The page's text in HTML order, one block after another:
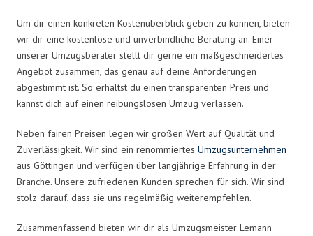
Um dir einen konkreten Kostenüberblick geben zu können, bieten
wir dir eine kostenlose und unverbindliche Beratung an. Einer
unserer Umzugsberater stellt dir gerne ein maßgeschneidertes
Angebot zusammen, das genau auf deine Anforderungen
abgestimmt ist. So erhältst du einen transparenten Preis und
kannst dich auf einen reibungslosen Umzug verlassen.
Neben fairen Preisen legen wir großen Wert auf Qualität und
Zuverlässigkeit. Wir sind ein renommiertes Umzugsunternehmen
aus Göttingen und verfügen über langjährige Erfahrung in der
Branche. Unsere zufriedenen Kunden sprechen für sich. Wir sind
stolz darauf, dass sie uns regelmäßig weiterempfehlen.
Zusammenfassend bieten wir dir als Umzugsmeister Lemann